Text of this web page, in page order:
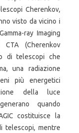
Cherenkov,
visto da vicino i
ray Imaging
(Cherenkov
di telescopi che
una radiazione
più energetici
della luce
quando
costituisce la
telescopi, mentre